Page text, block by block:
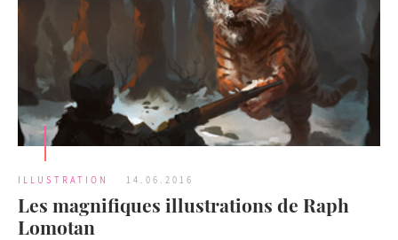
ILLUSTRATION 14.06.2016
Les magnifiques illustrations de Raph
Lomotan